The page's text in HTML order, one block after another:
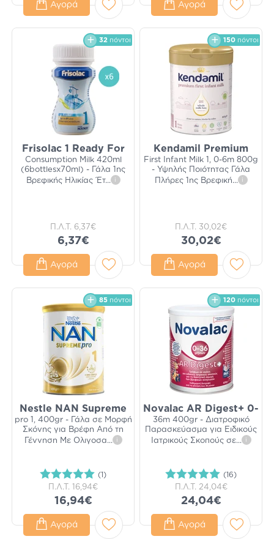
Αγορά Αγορά
32 πόντοι
Frisolac 1 Ready For
Consumption Milk 420ml
(6bottlesx70ml) - Γάλα 1ης
Βρεφικής Ηλικίας Έτ... i
Π.Λ.Τ. 6,37€
6,37€
Αγορά
150 πόντοι
Kendamil Premium
First Infant Milk 1, 0-6m 800g
- Υψηλής Ποιότητας Γάλα
Πλήρες 1ης Βρεφική... i
Π.Λ.Τ. 30,02€
30,02€
Αγορά
85 πόντοι
Nestle NAN Supreme
pro 1, 400gr - Γάλα σε Μορφή
Σκόνης για Βρέφη Από τη
Γέννηση Με Ολιγοσα... i
(1)
Π.Λ.Τ. 16,94€
16,94€
Αγορά
120 πόντοι
Novalac AR Digest+ 0-
36m 400gr - Διατροφικό
Παρασκεύασμα για Ειδικούς
Ιατρικούς Σκοπούς σε... i
(16)
Π.Λ.Τ. 24,04€
24,04€
Αγορά